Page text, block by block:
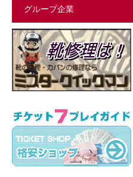
グループ企業